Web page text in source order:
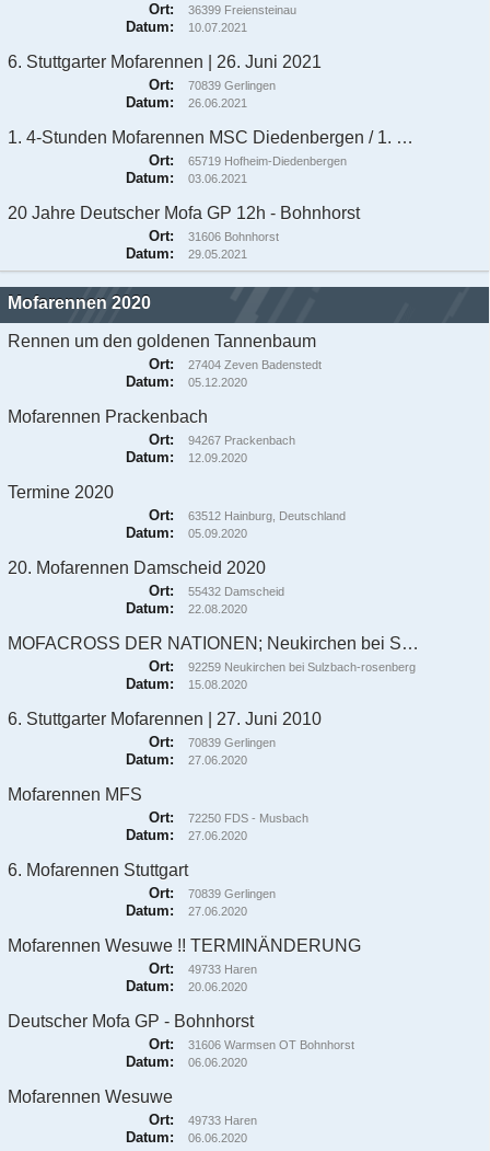
36399 Freiensteinau
Ort:
10.07.2021
Datum:
6. Stuttgarter Mofarennen | 26. Juni 2021
70839 Gerlingen
Ort:
26.06.2021
Datum:
1. 4-Stunden Mofarennen MSC Diedenbergen / 1. Wertungslauf zum DMV MofaCup 2021
65719 Hofheim-Diedenbergen
Ort:
03.06.2021
Datum:
20 Jahre Deutscher Mofa GP 12h - Bohnhorst
31606 Bohnhorst
Ort:
29.05.2021
Datum:
Mofarennen 2020
Rennen um den goldenen Tannenbaum
27404 Zeven Badenstedt
Ort:
05.12.2020
Datum:
Mofarennen Prackenbach
94267 Prackenbach
Ort:
12.09.2020
Datum:
Termine 2020
63512 Hainburg, Deutschland
Ort:
05.09.2020
Datum:
20. Mofarennen Damscheid 2020
55432 Damscheid
Ort:
22.08.2020
Datum:
MOFACROSS DER NATIONEN; Neukirchen bei Sulzbach-Rosenberg
92259 Neukirchen bei Sulzbach-rosenberg
Ort:
15.08.2020
Datum:
6. Stuttgarter Mofarennen | 27. Juni 2010
70839 Gerlingen
Ort:
27.06.2020
Datum:
Mofarennen MFS
72250 FDS - Musbach
Ort:
27.06.2020
Datum:
6. Mofarennen Stuttgart
70839 Gerlingen
Ort:
27.06.2020
Datum:
Mofarennen Wesuwe !! TERMINÄNDERUNG
49733 Haren
Ort:
20.06.2020
Datum:
Deutscher Mofa GP - Bohnhorst
31606 Warmsen OT Bohnhorst
Ort:
06.06.2020
Datum:
Mofarennen Wesuwe
49733 Haren
Ort:
06.06.2020
Datum: